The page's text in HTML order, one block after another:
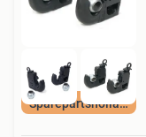
Sparepartsholland